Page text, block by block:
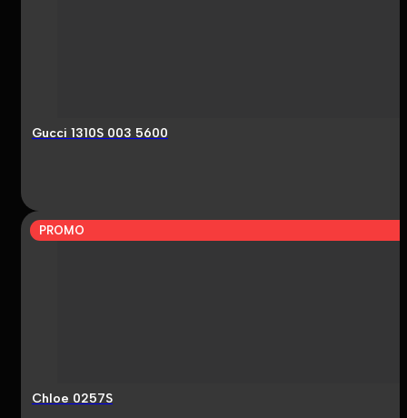
Gucci 1310S 003 5600
PROMO
Chloe 0257S